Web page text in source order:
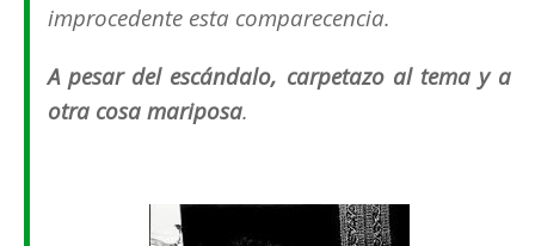
improcedente esta comparecencia.
A pesar del escándalo, carpetazo al tema y a
otra cosa mariposa.